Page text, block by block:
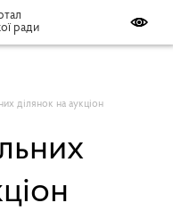
ради
ділянок на аукціон